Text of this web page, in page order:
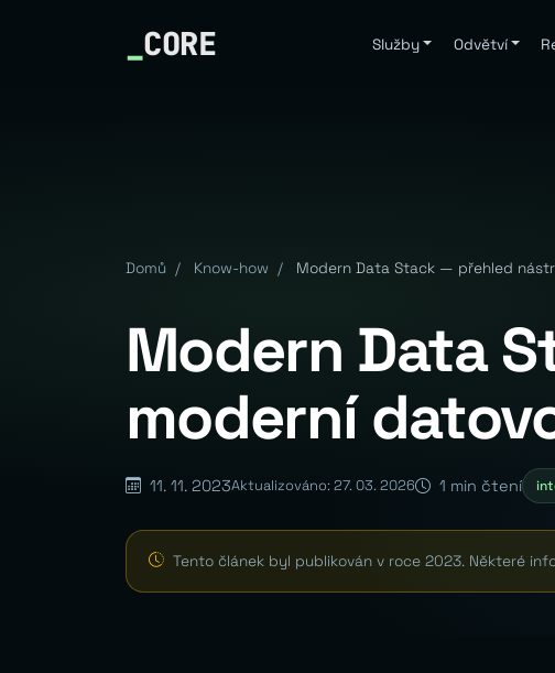
_CORE Služby Odvětví
Domů / Know-how / Modern Data Stack — přehled
Modern Data
moderní
11. 11. 2023Aktualizováno: 27. 03. 2026 1 min čtení
Tento článek byl publikován v roce 2023. Některé